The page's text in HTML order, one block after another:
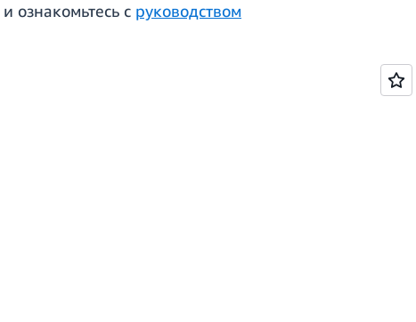
и ознакомьтесь с руководством